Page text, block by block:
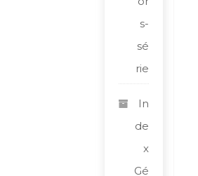
s-
sé
rie
In
de
x
Gé